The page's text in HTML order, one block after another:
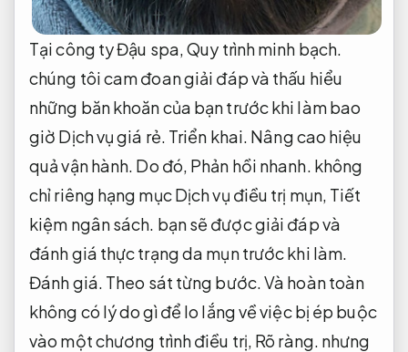
Tại công ty Đậu spa,Quy trình minh bạch.
chúng tôi cam đoan giải đáp và thấu hiểu
những băn khoăn của bạn trước khi làm bao
giờ Dịch vụ giá rẻ. Triển khai. Nâng cao hiệu
quả vận hành. Do đó, Phản hồi nhanh. không
chỉ riêng hạng mục Dịch vụ điều trị mụn, Tiết
kiệm ngân sách. bạn sẽ được giải đáp và
đánh giá thực trạng da mụn trước khi làm.
Đánh giá. Theo sát từng bước.Và hoàn toàn
không có lý do gì để lo lắng về việc bị ép buộc
vào một chương trình điều trị, Rõ ràng. nhưng